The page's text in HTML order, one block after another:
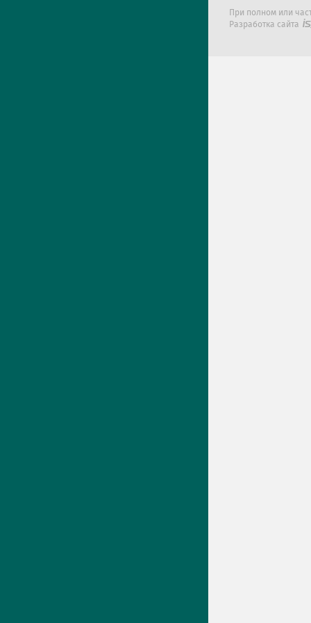
При полном или
Разработка сайта